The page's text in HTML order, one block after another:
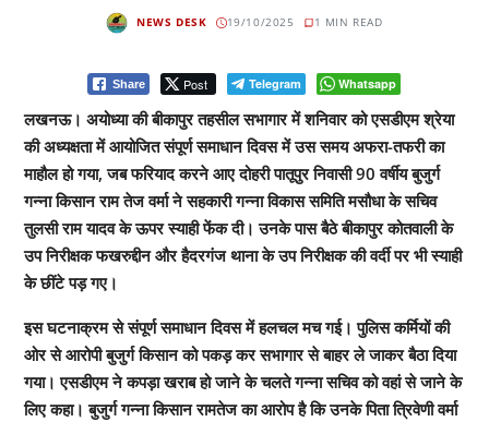
NEWS DESK 19/10/2025 1 MIN READ
Share Post Telegram Whatsapp
लखनऊ। अयोध्या की बीकापुर तहसील सभागार में शनिवार को एसडीएम श्रेया
की अध्यक्षता में आयोजित संपूर्ण समाधान दिवस में उस समय अफरा-तफरी का
माहौल हो गया, जब फरियाद करने आए दोहरी पातूपुर निवासी 90 वर्षीय बुजुर्ग
गन्ना किसान राम तेज वर्मा ने सहकारी गन्ना विकास समिति मसौधा के सचिव
तुलसी राम यादव के ऊपर स्याही फेंक दी। उनके पास बैठे बीकापुर कोतवाली के
उप निरीक्षक फखरुद्दीन और हैदरगंज थाना के उप निरीक्षक की वर्दी पर भी स्याही
के छींटे पड़ गए।
इस घटनाक्रम से संपूर्ण समाधान दिवस में हलचल मच गई। पुलिस कर्मियों की
ओर से आरोपी बुजुर्ग किसान को पकड़ कर सभागार से बाहर ले जाकर बैठा दिया
गया। एसडीएम ने कपड़ा खराब हो जाने के चलते गन्ना सचिव को वहां से जाने के
लिए कहा। बुजुर्ग गन्ना किसान रामतेज का आरोप है कि उनके पिता त्रिवेणी वर्मा